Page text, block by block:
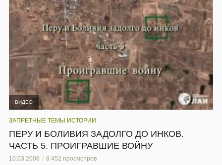
ВИДЕО
ЗАПРЕТНЫЕ ТЕМЫ ИСТОРИИ
ПЕРУ И БОЛИВИЯ ЗАДОЛГО ДО ИНКОВ.
ЧАСТЬ 5. ПРОИГРАВШИЕ ВОЙНУ
10.03.2008 8 452 просмотров